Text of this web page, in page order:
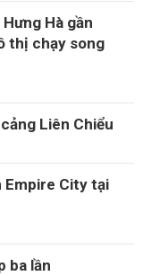
Hà gần
thị chạy song
Liên Chiểu
Empire City tại
ba lần